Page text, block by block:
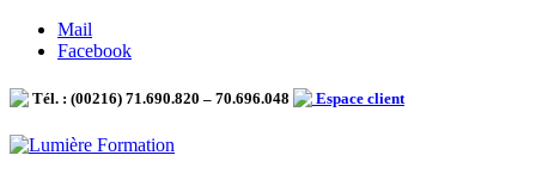
Mail
Facebook
Tél. : (00216) 71.690.820 – 70.696.048 Espace client